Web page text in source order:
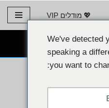
💖 מודלים VIP
בחינם 👉
We've detected
speaking a
you want to